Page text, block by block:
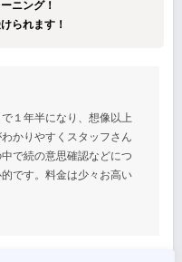
ニング！
られます！
１年半になり、想像以上
かりやすくスタッフさん
で続の意思確認などにつ
です。料金は少々お高い